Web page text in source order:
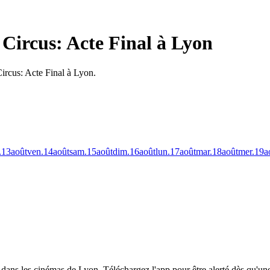
Acte Final à Lyon
Acte Final à Lyon.
13aoûtven.14aoûtsam.15aoûtdim.16aoûtlun.17aoûtmar.18aoûtmer.19